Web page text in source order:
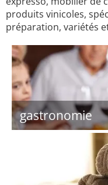
produits vinicoles,
préparation, variétés
gastronomie